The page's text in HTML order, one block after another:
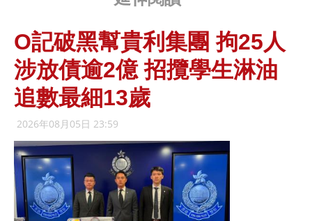
O記破黑幫貴利集團 拘25人
涉放債逾2億 招攬學生淋油
追數最細13歲
2026年08月05日 23:59